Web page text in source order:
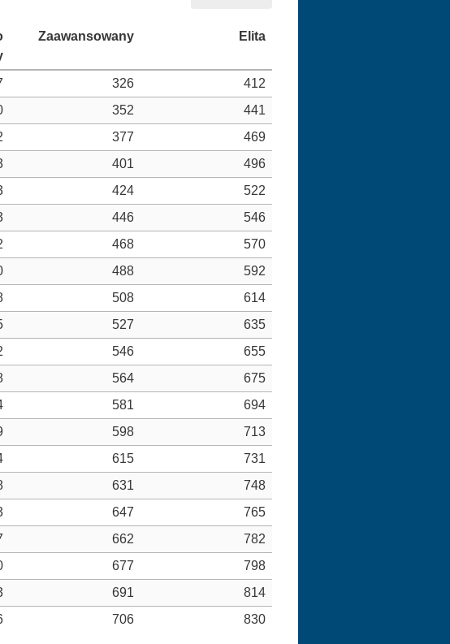
326
412
352
441
377
469
401
496
424
522
446
546
468
570
488
592
508
614
527
635
546
655
564
675
581
694
598
713
615
731
631
748
647
765
662
782
677
798
691
814
706 830